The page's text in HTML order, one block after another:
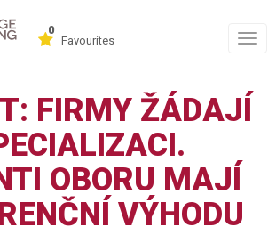
0
Favourites
FIRMY ŽÁDAJÍ
OBORU MAJÍ
VÝHODU